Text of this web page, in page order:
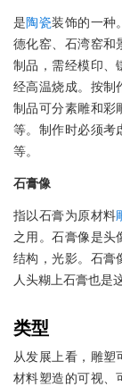
是陶瓷装饰的一种。
德化窑、石湾窑和
制品，需经模印、
经高温烧成。按制
制品可分素雕和彩
等。制作时必须考
等。
石膏像
指以石膏为原材料
之用。石膏像是头
结构，光影。石膏
人头糊上石膏也是
类型
从发展上看，雕塑
材料塑造的可视、